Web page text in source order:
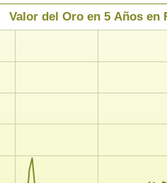
Valor del Oro en 5 Años en